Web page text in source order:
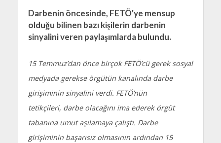
Darbenin öncesinde, FETÖ'ye mensup
olduğu bilinen bazı kişilerin darbenin
sinyalini veren paylaşımlarda bulundu.
15 Temmuz’dan önce birçok FETÖ’cü gerek sosyal
medyada gerekse örgütün kanalında darbe
girişiminin sinyalini verdi. FETÖ’nün
tetikçileri, darbe olacağını ima ederek örgüt
tabanına umut aşılamaya çalıştı. Darbe
girişiminin başarısız olmasının ardından 15